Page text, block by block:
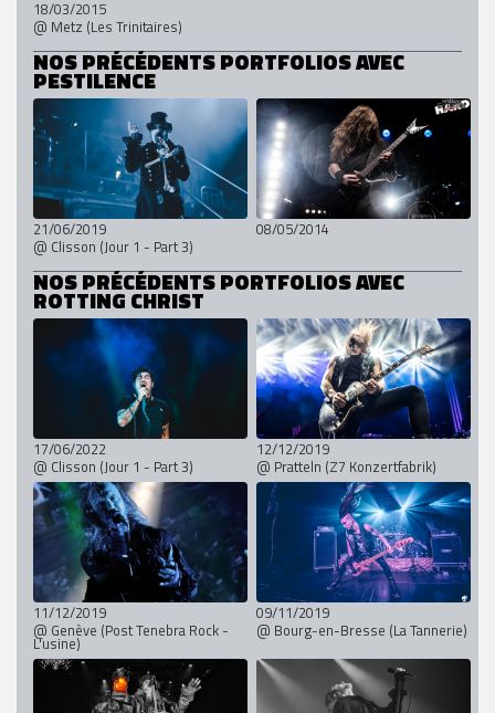
18/03/2015
@ Metz (Les Trinitaires)
NOS PRÉCÉDENTS PORTFOLIOS AVEC
PESTILENCE
21/06/2019
@ Clisson (Jour 1 - Part 3)
08/05/2014
NOS PRÉCÉDENTS PORTFOLIOS AVEC
ROTTING CHRIST
17/06/2022
@ Clisson (Jour 1 - Part 3)
12/12/2019
@ Pratteln (Z7 Konzertfabrik)
11/12/2019
@ Genève (Post Tenebra Rock -
L'usine)
09/11/2019
@ Bourg-en-Bresse (La Tannerie)